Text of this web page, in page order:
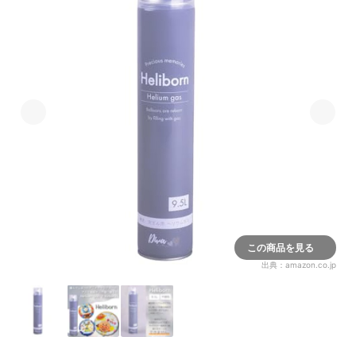
この商品を見る
出典： amazon.co.jp